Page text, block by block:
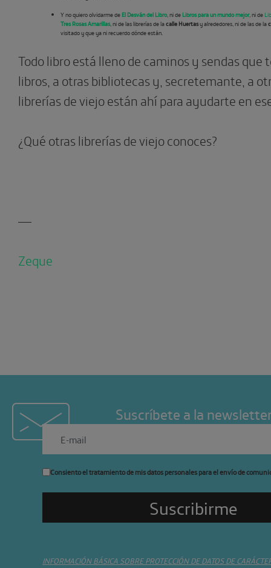
Y no quiero olvidarme de El Desván del Libro, ni de Libros para un mundo mejor, ni de
Tres Rosas Amarillas, ni de las librerías de lacalle Huertasy alrededores, ni de las de la
visitado y que ya ni recuerdo dónde están.
Todo libro está lleno de caminos y sendas que
libros, a otras bibliotecas y, secretemante, a
librerías de viejo están ahí para ayudarte en
¿Qué otras librerías de viejo conoces?
—
Zeque
Suscríbete a la
Consiento el tratamiento de mis datos personales para el envío de
INFORMACIÓN BÁSICA SOBRE PROTECCIÓN DE DATOS DE